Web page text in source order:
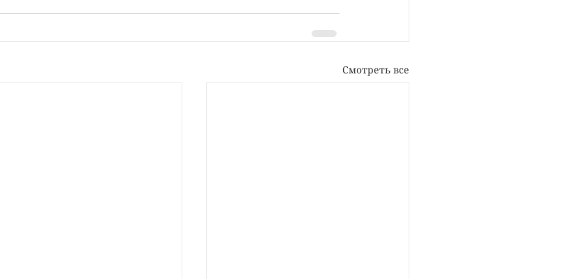
Смотреть все